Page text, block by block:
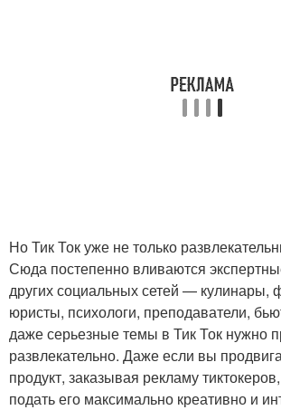
Но Тик Ток уже не только
Сюда постепенно вливаются
других социальных сетей — кулинары,
юристы, психологи, преподаватели,
даже серьезные темы в Тик Ток нужно
развлекательно. Даже если вы
продукт, заказывая рекламу
подать его максимально креативно и